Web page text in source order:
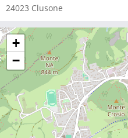
24023 Clusone
+
−